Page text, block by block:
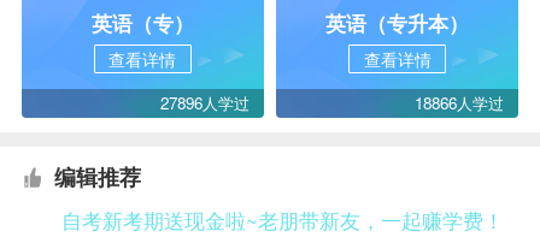
英语（专）
查看详情
27896人学过
英语（专升本）
查看详情
18866人学过
编辑推荐
自考新考期送现金啦~老朋带新友，一起赚学费！